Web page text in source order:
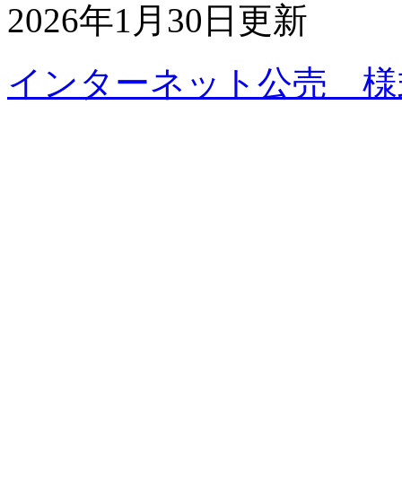
2026年1月30日更新
インターネット公売